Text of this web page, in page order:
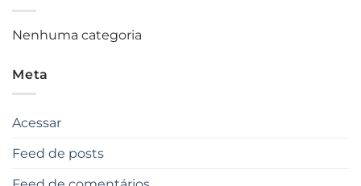
Nenhuma categoria
Meta
Acessar
Feed de posts